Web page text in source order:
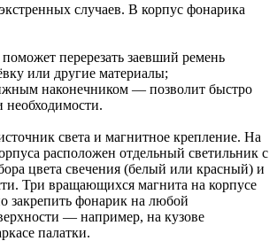
случаев. В корпус фонарика
перерезать заевший ремень
или другие материалы;
наконечником — позволит быстро
необходимости.
света и магнитное крепление. На
расположен отдельный светильник с
цвета свечения (белый или красный) и
Три вращающихся магнита на корпусе
закрепить фонарик на любой
— например, на кузове
палатки.